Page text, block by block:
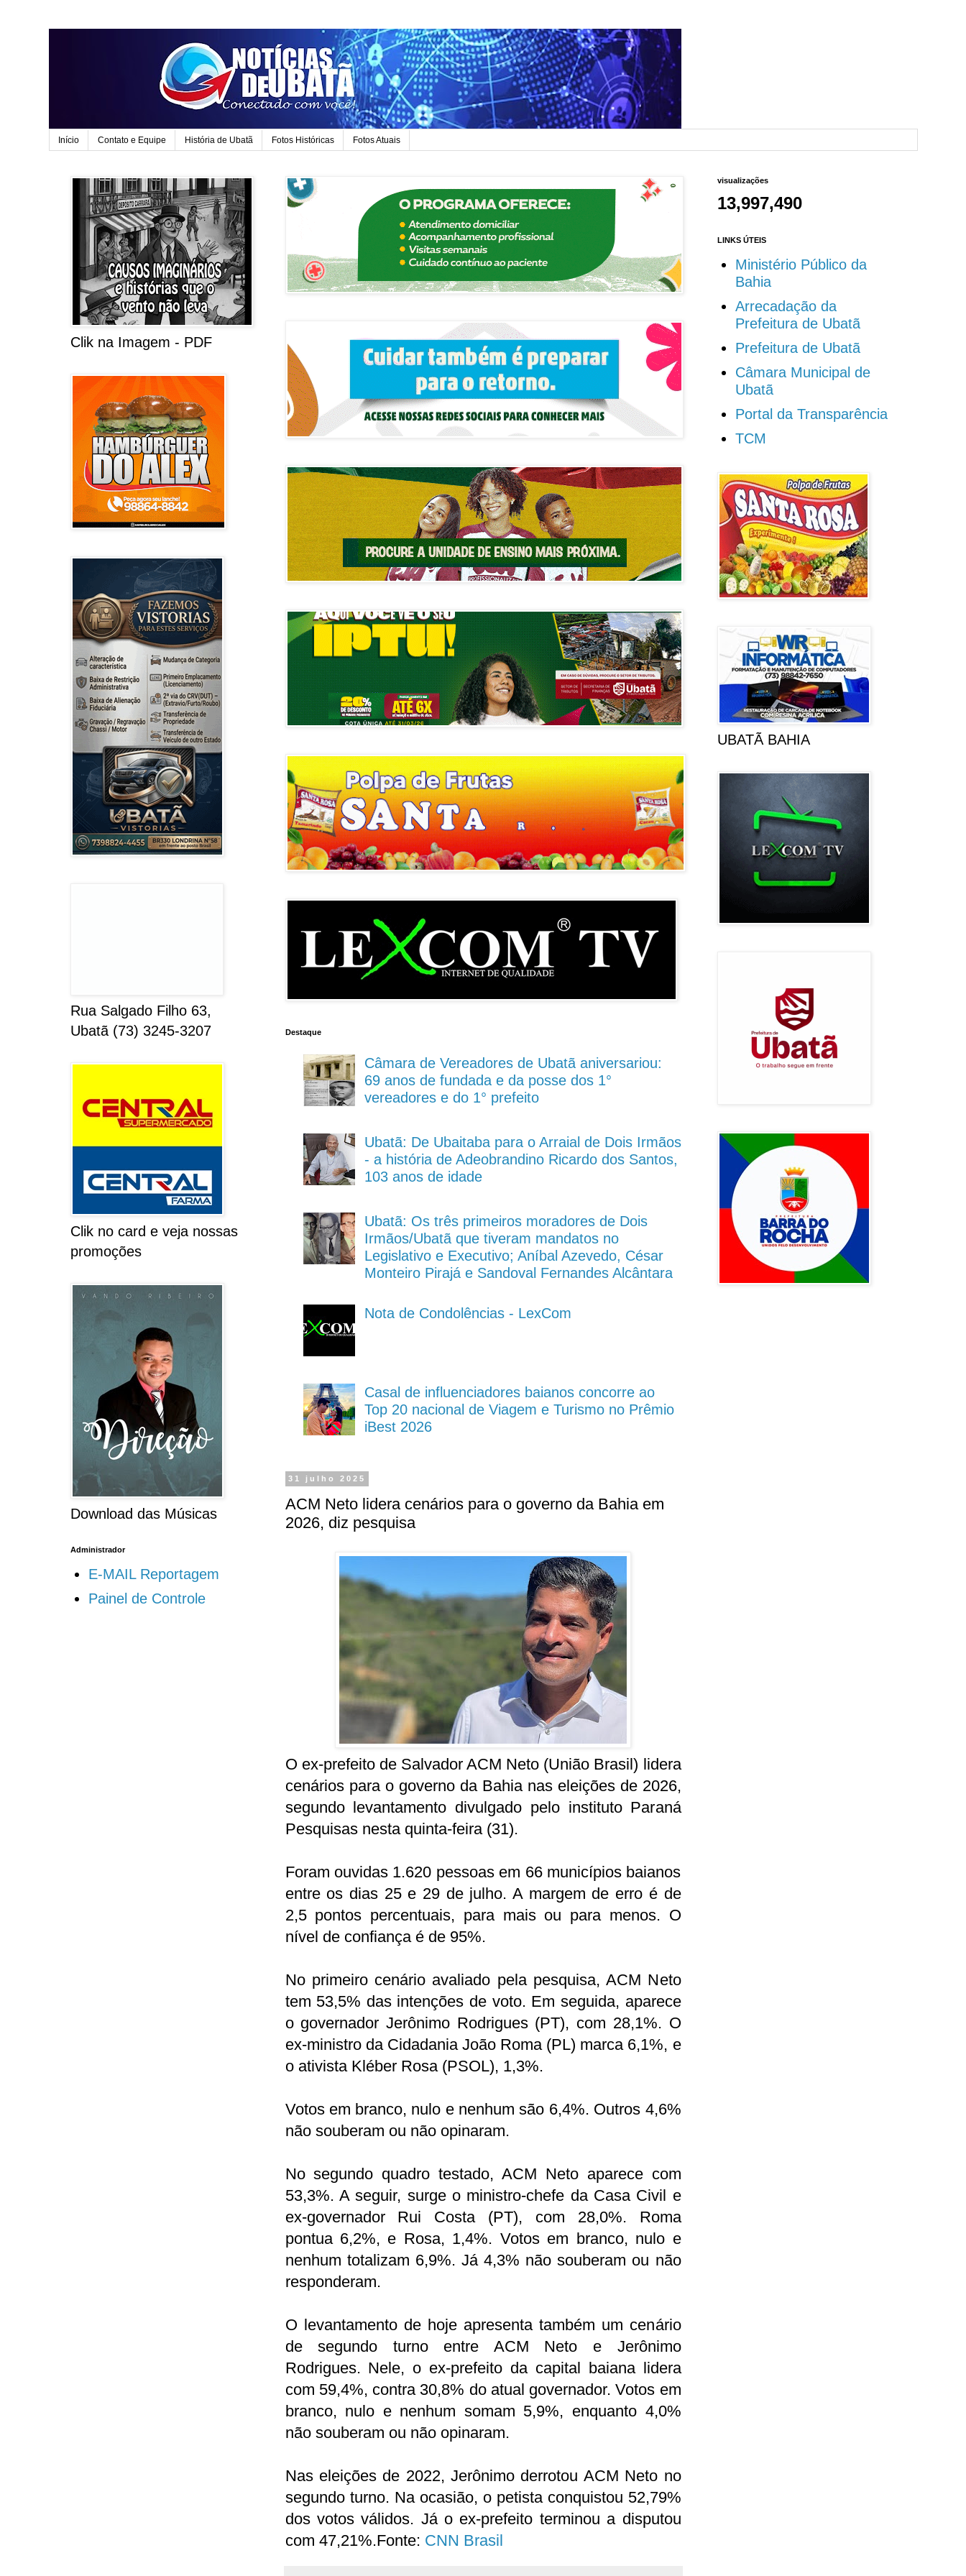
Início Contato e Equipe História de Ubatã Fotos Históricas Fotos Atuais
Destaque
Câmara de Vereadores de Ubatã aniversariou:
69 anos de fundada e da posse dos 1°
vereadores e do 1° prefeito
Ubatã: De Ubaitaba para o Arraial de Dois Irmãos
- a história de Adeobrandino Ricardo dos Santos,
103 anos de idade
Ubatã: Os três primeiros moradores de Dois
Irmãos/Ubatã que tiveram mandatos no
Legislativo e Executivo; Aníbal Azevedo, César
Monteiro Pirajá e Sandoval Fernandes Alcântara
Nota de Condolências - LexCom
Casal de influenciadores baianos concorre ao
Top 20 nacional de Viagem e Turismo no Prêmio
iBest 2026
31 julho 2025
ACM Neto lidera cenários para o governo da Bahia em
2026, diz pesquisa
O ex-prefeito de Salvador ACM Neto (União Brasil) lidera
cenários para o governo da Bahia nas eleições de 2026,
segundo levantamento divulgado pelo instituto Paraná
Pesquisas nesta quinta-feira (31).
Foram ouvidas 1.620 pessoas em 66 municípios baianos
entre os dias 25 e 29 de julho. A margem de erro é de
2,5 pontos percentuais, para mais ou para menos. O
nível de confiança é de 95%.
No primeiro cenário avaliado pela pesquisa, ACM Neto
tem 53,5% das intenções de voto. Em seguida, aparece
o governador Jerônimo Rodrigues (PT), com 28,1%. O
ex-ministro da Cidadania João Roma (PL) marca 6,1%, e
o ativista Kléber Rosa (PSOL), 1,3%.
Votos em branco, nulo e nenhum são 6,4%. Outros 4,6%
não souberam ou não opinaram.
No segundo quadro testado, ACM Neto aparece com
53,3%. A seguir, surge o ministro-chefe da Casa Civil e
ex-governador Rui Costa (PT), com 28,0%. Roma
pontua 6,2%, e Rosa, 1,4%. Votos em branco, nulo e
nenhum totalizam 6,9%. Já 4,3% não souberam ou não
responderam.
O levantamento de hoje apresenta também um cenário
de segundo turno entre ACM Neto e Jerônimo
Rodrigues. Nele, o ex-prefeito da capital baiana lidera
com 59,4%, contra 30,8% do atual governador. Votos em
branco, nulo e nenhum somam 5,9%, enquanto 4,0%
não souberam ou não opinaram.
Nas eleições de 2022, Jerônimo derrotou ACM Neto no
segundo turno. Na ocasião, o petista conquistou 52,79%
dos votos válidos. Já o ex-prefeito terminou a disputou
com 47,21%.Fonte: CNN Brasil
Clik na Imagem - PDF
Rua Salgado Filho 63,
Ubatã (73) 3245-3207
Clik no card e veja nossas
promoções
Download das Músicas
Administrador
E-MAIL Reportagem
Painel de Controle
visualizações
13,997,490
LINKS ÚTEIS
Ministério Público da
Bahia
Arrecadação da
Prefeitura de Ubatã
Prefeitura de Ubatã
Câmara Municipal de
Ubatã
Portal da Transparência
TCM
UBATÃ BAHIA